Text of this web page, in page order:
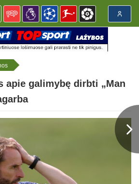
apie galimybę dirbti „Man